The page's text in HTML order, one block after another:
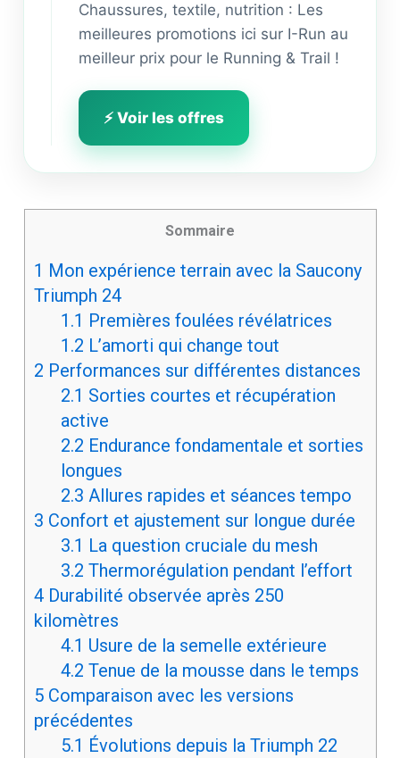
Chaussures, textile, nutrition : Les
meilleures promotions ici sur I-Run au
meilleur prix pour le Running & Trail !
⚡ Voir les offres
Sommaire
1 Mon expérience terrain avec la Saucony
Triumph 24
1.1 Premières foulées révélatrices
1.2 L’amorti qui change tout
2 Performances sur différentes distances
2.1 Sorties courtes et récupération
active
2.2 Endurance fondamentale et sorties
longues
2.3 Allures rapides et séances tempo
3 Confort et ajustement sur longue durée
3.1 La question cruciale du mesh
3.2 Thermorégulation pendant l’effort
4Durabilité observée après 250
kilomètres
4.1 Usure de la semelle extérieure
4.2 Tenue de la mousse dans le temps
5Comparaison avec les versions
précédentes
5.1 Évolutions depuis la Triumph 22